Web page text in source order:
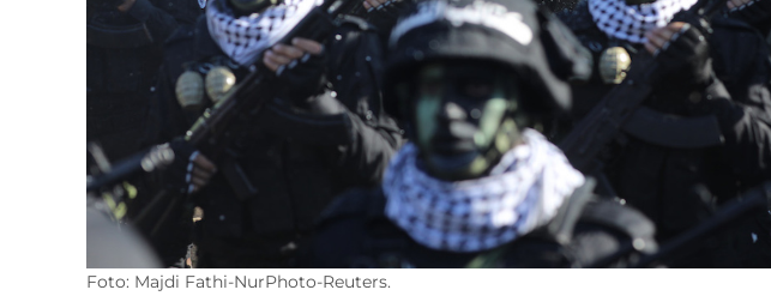
Foto: Majdi Fathi-NurPhoto-Reuters.